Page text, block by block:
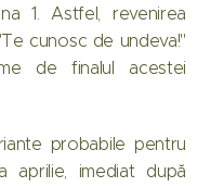
1. Astfel, revenirea
cunosc de undeva!"
de finalul acestei
probabile pentru
aprilie, imediat după